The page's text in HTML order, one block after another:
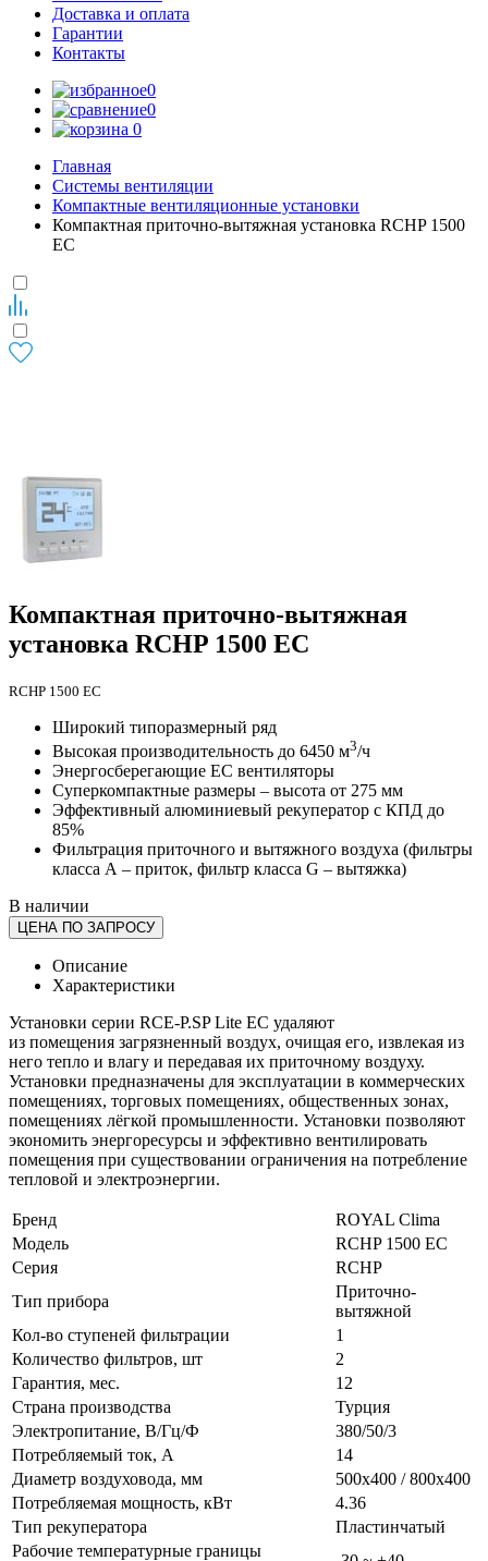
Доставка и оплата
Гарантии
Контакты
0
0
0
Главная
Системы вентиляции
Компактные вентиляционные установки
Компактная приточно-вытяжная установка RCHP 1500
EC
Компактная приточно-вытяжная
установка RCHP 1500 EC
RCHP 1500 EC
Широкий типоразмерный ряд
Высокая производительность до 6450 м3/ч
Энергосберегающие ЕС вентиляторы
Суперкомпактные размеры – высота от 275 мм
Эффективный алюминиевый рекуператор с КПД до
85%
Фильтрация приточного и вытяжного воздуха (фильтры
класса А – приток, фильтр класса G – вытяжка)
В наличии
ЦЕНА ПО ЗАПРОСУ
Описание
Характеристики
Установки серии RCE-P.SP Lite EC удаляют
из помещения загрязненный воздух, очищая его, извлекая из
него тепло и влагу и передавая их приточному воздуху.
Установки предназначены для эксплуатации в коммерческих
помещениях, торговых помещениях, общественных зонах,
помещениях лёгкой промышленности. Установки позволяют
экономить энергоресурсы и эффективно вентилировать
помещения при существовании ограничения на потребление
тепловой и электроэнергии.
Бренд
ROYAL Clima
Модель
RCHP 1500 EC
Серия
RCHP
Тип прибора
Приточно-
вытяжной
Кол-во ступеней фильтрации
1
Количество фильтров, шт
2
Гарантия, мес.
12
Страна производства
Турция
Электропитание, В/Гц/Ф
380/50/3
Потребляемый ток, А
14
Диаметр воздуховода, мм
500х400 / 800х400
Потребляемая мощность, кВт
4.36
Тип рекуператора
Пластинчатый
Рабочие температурные границы